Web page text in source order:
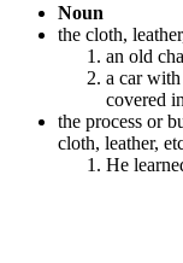
Noun
the cloth,
an old
a car
covered
the process or
cloth, leather,
He